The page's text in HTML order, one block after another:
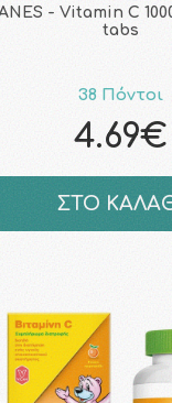
- Vitamin C
tabs
38 Πόντοι
4.69€
ΣΤΟ